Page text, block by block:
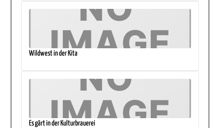
Wildwest in der Kita
Es gärt in der Kulturbrauerei